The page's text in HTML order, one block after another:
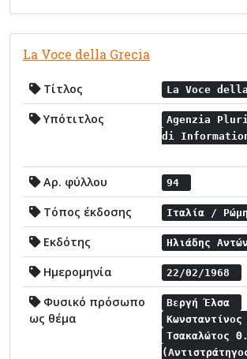
La Voce della Grecia
Τίτλος La Voce
Υπότιτλος
Agenzia
di
Αρ. φύλλου 94
Τόπος έκδοσης Ιταλία /
Εκδότης Ηλιάδης
Ημερομηνία 22/02/1968
Φυσικό πρόσωπο
ως θέμα
Βεργή Έλσα
Τσακαλώτος Θ.